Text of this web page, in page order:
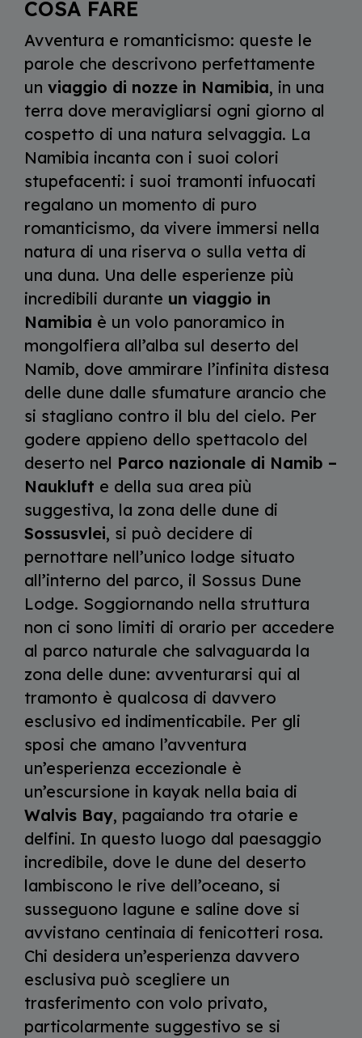
COSA FARE
Avventura e romanticismo: queste le
parole che descrivono perfettamente
un viaggio di nozze in Namibia, in una
terra dove meravigliarsi ogni giorno al
cospetto di una natura selvaggia. La
Namibia incanta con i suoi colori
stupefacenti: i suoi tramonti infuocati
regalano un momento di puro
romanticismo, da vivere immersi nella
natura di una riserva o sulla vetta di
una duna. Una delle esperienze più
incredibili durante un viaggio in
Namibia è un volo panoramico in
mongolfiera all’alba sul deserto del
Namib, dove ammirare l’infinita distesa
delle dune dalle sfumature arancio che
si stagliano contro il blu del cielo. Per
godere appieno dello spettacolo del
deserto nel Parco nazionale di Namib –
Naukluft e della sua area più
suggestiva, la zona delle dune di
Sossusvlei, si può decidere di
pernottare nell’unico lodge situato
all’interno del parco, il Sossus Dune
Lodge. Soggiornando nella struttura
non ci sono limiti di orario per accedere
al parco naturale che salvaguarda la
zona delle dune: avventurarsi qui al
tramonto è qualcosa di davvero
esclusivo ed indimenticabile. Per gli
sposi che amano l’avventura
un’esperienza eccezionale è
un’escursione in kayak nella baia di
Walvis Bay, pagaiando tra otarie e
delfini. In questo luogo dal paesaggio
incredibile, dove le dune del deserto
lambiscono le rive dell’oceano, si
susseguono lagune e saline dove si
avvistano centinaia di fenicotteri rosa.
Chi desidera un’esperienza davvero
esclusiva può scegliere un
trasferimento con volo privato,
particolarmente suggestivo se si